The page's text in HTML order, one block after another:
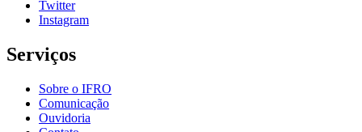
Twitter
Instagram
Serviços
Sobre o IFRO
Comunicação
Ouvidoria